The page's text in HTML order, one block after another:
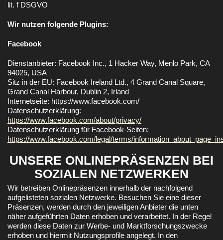
lit. f DSGVO
Wir nutzen folgende Plugins:
Facebook
Dienstanbieter: Facebook Inc., 1 Hacker Way, Menlo Park, CA
94025, USA
Sitz in der EU: Facebook Ireland Ltd., 4 Grand Canal Square,
Grand Canal Harbour, Dublin 2, Irland
Internetseite: https://www.facebook.com/
Datenschutzerklärung:
https://www.facebook.com/about/privacy/
Datenschutzerklärung für Facebook-Seiten:
https://www.facebook.com/legal/terms/
UNSERE ONLINEPRÄSENZEN BEI
SOZIALEN NETZWERKEN
Wir betreiben Onlinepräsenzen innerhalb der nachfolgend
aufgelisteten sozialen Netzwerke. Besuchen Sie eine dieser
Präsenzen, werden durch den jeweiligen Anbieter die unten
näher aufgeführten Daten erhoben und verarbeitet. In der Regel
werden diese Daten zur Werbe- und Marktforschungszwecke
erhoben und hiermit Nutzungsprofile angelegt. In den